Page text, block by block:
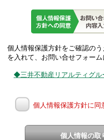
個人情報保護方針をご確認の
を入れて、お問い合せフォーム
◆三井不動産リアルティグ
個人情報保護方針に同
個人情報の取